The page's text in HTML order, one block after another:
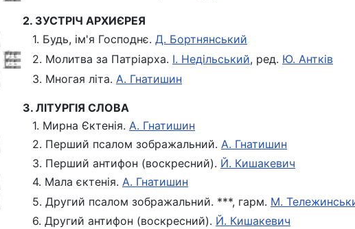
2. ЗУСТРІЧ АРХИЄРЕЯ
1. Будь, ім'я Господнє. Д. Бортнянський
2. Молитва за Патріарха. І. Недільський, ред. Ю. Антків
3. Многая літа. А. Гнатишин
3. ЛІТУРГІЯ СЛОВА
1. Мирна Єктенія. А. Гнатишин
2. Перший псалом зображальний. А. Гнатишин
3. Перший антифон (воскресний). Й. Кишакевич
4. Мала єктенія. А. Гнатишин
5. Другий псалом зображальний. ***, гарм. М.
6. Другий антифон (воскресний). Й. Кишакевич